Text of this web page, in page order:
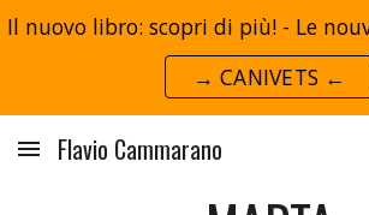
Skip to main content
→ CANIVETS ←
Flavio Cammarano